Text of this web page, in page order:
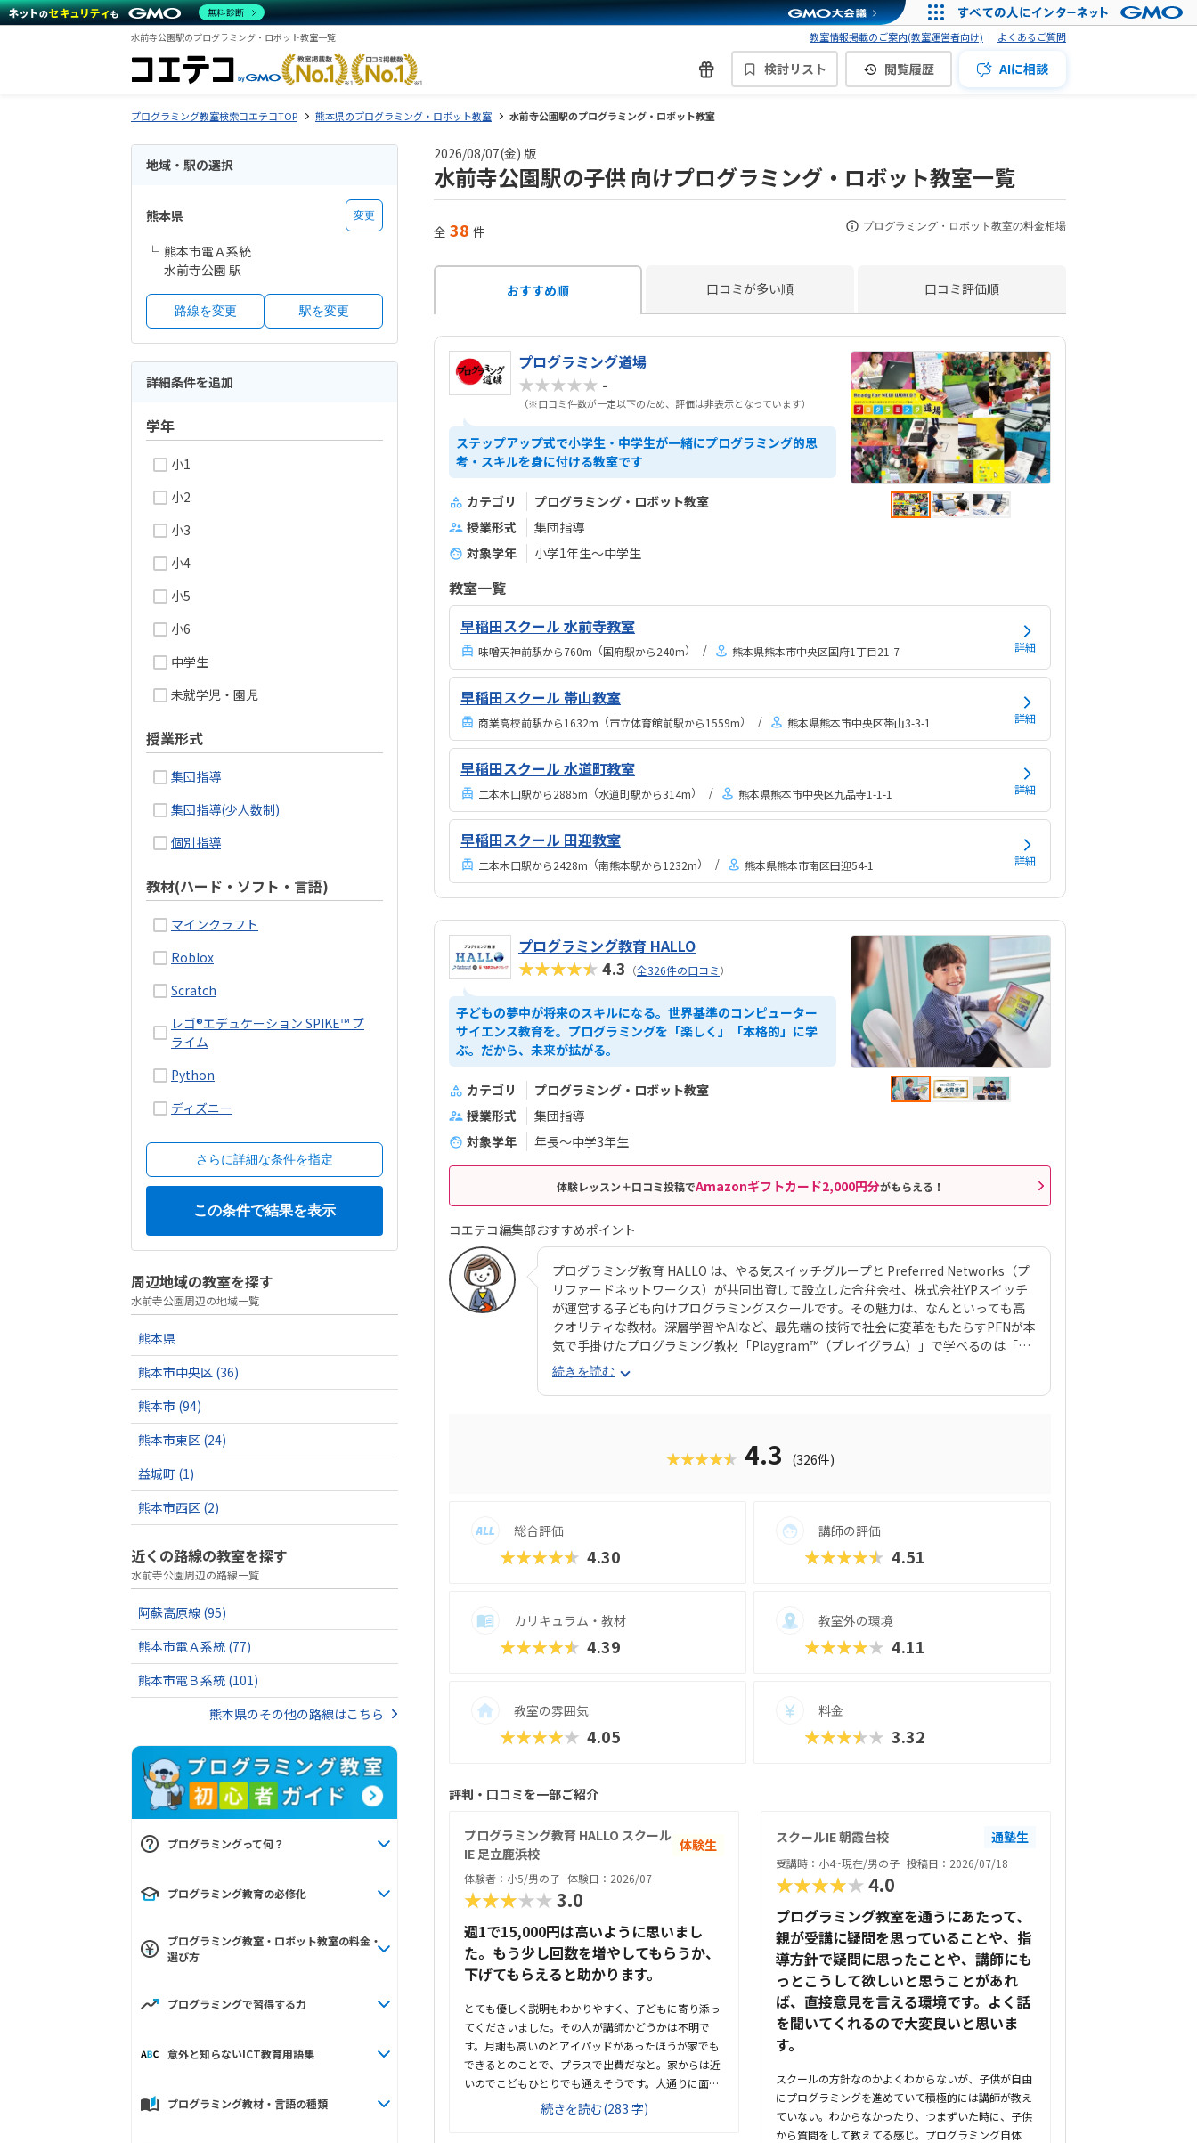
水前寺公園駅のプログラミング・ロボット教室一覧 教室情報掲載のご案内(教室運営者向け) よくあるご質問
検討リスト 閲覧履歴 AIに相談
プログラミング教室検索コエテコTOP 熊本県のプログラミング・ロボット教室 水前寺公園駅のプログラミング・ロボット教室
地域・駅の選択
熊本県 変更
熊本市電Ａ系統
水前寺公園 駅
路線を変更 駅を変更
詳細条件を追加
学年
小1
小2
小3
小4
小5
小6
中学生
未就学児・園児
授業形式
集団指導
集団指導(少人数制)
個別指導
教材(ハード・ソフト・言語)
マインクラフト
Roblox
Scratch
レゴ®エデュケーション SPIKE™ プ
ライム
Python
ディズニー
さらに詳細な条件を指定
周辺地域の教室を探す
水前寺公園周辺の地域一覧
熊本県
熊本市中央区 (36)
熊本市 (94)
熊本市東区 (24)
益城町 (1)
熊本市西区 (2)
近くの路線の教室を探す
水前寺公園周辺の路線一覧
阿蘇高原線 (95)
熊本市電Ａ系統 (77)
熊本市電Ｂ系統 (101)
熊本県のその他の路線はこちら
プログラミングって何？
プログラミング教育の必修化
プログラミング教室・ロボット教室の料金・
選び方
プログラミングで習得する力
意外と知らないICT教育用語集
プログラミング教材・言語の種類
2026/08/07(金) 版
水前寺公園駅の子供 向けプログラミング・ロボット教室一覧
全 38 件 プログラミング・ロボット教室の料金相場
おすすめ順 口コミが多い順 口コミ評価順
プログラミング道場
★★★★★ -
（※口コミ件数が一定以下のため、評価は非表示となっています）
ステップアップ式で小学生・中学生が一緒にプログラミング的思
考・スキルを身に付ける教室です
カテゴリ
プログラミング・ロボット教室
授業形式
集団指導
対象学年
小学1年生～中学生
教室一覧
早稲田スクール 水前寺教室
味噌天神前駅から760m （国府駅から240m） 熊本県熊本市中央区国府1丁目21-7 詳細
早稲田スクール 帯山教室
商業高校前駅から1632m （市立体育館前駅から1559m） 熊本県熊本市中央区帯山3-3-1 詳細
早稲田スクール 水道町教室
二本木口駅から2885m （水道町駅から314m） 熊本県熊本市中央区九品寺1-1-1 詳細
早稲田スクール 田迎教室
二本木口駅から2428m （南熊本駅から1232m） 熊本県熊本市南区田迎54-1 詳細
プログラミング教育 HALLO
★★★★★4.3 （全326件の口コミ）
子どもの夢中が将来のスキルになる。世界基準のコンピューター
サイエンス教育を。プログラミングを「楽しく」「本格的」に学
ぶ。だから、未来が拡がる。
カテゴリ
プログラミング・ロボット教室
授業形式
集団指導
対象学年
年長～中学3年生
体験レッスン＋口コミ投稿でAmazonギフトカード2,000円分がもらえる！
コエテコ編集部おすすめポイント
プログラミング教育 HALLO は、やる気スイッチグループと Preferred Networks（プ
リファードネットワークス）が共同出資して設立した合弁会社、株式会社YPスイッチ
が運営する子ども向けプログラミングスクールです。その魅力は、なんといっても高
クオリティな教材。深層学習やAIなど、最先端の技術で社会に変革をもたらすPFNが本
気で手掛けたプログラミング教材「Playgram™（プレイグラム）」で学べるのは「プ
ログラミング教育 HALLO」ならではの魅力と言えるでしょう。スマホゲームのような
見た目と操作感で子どもが楽しく進めていける一方、最終的には実戦レベルのプログ
ラミングスキルが身につく「Playgram」には、まるでマインクラフト（マイクラ）の
る気スイッチグループといえば、子どもの性格や学習タイプを見極める「個性診断テ
続きを読む
★★★★★ 4.3 (326件)
総合評価
★★★★★ 4.30
講師の評価
★★★★★ 4.51
カリキュラム・教材
★★★★★ 4.39
教室外の環境
★★★★★ 4.11
教室の雰囲気
★★★★★ 4.05
料金
★★★★★ 3.32
評判・口コミを一部ご紹介
プログラミング教育 HALLO スクール
IE 足立鹿浜校
体験生
体験者：小5/男の子 体験日：2026/07
★★★★★3.0
週1で15,000円は高いように思いまし
た。もう少し回数を増やしてもらうか、
下げてもらえると助かります。
とても優しく説明もわかりやすく、子どもに寄り添っ
てくださいました。その人が講師かどうかは不明で
す。月謝も高いのとアイパッドがあったほうが家でも
できるとのことで、プラスで出費だなと。家からは近
いのでこどもひとりでも通えそうです。大通りに面し
ているので人目もあり安心できる場所です。教室は見
れませんでした。塾が経営しているとのことで塾の方
続きを読む(283 字)
スクールIE 朝霞台校 通塾生
受講時：小4~現在/男の子 投稿日：2026/07/18
★★★★★4.0
プログラミング教室を通うにあたって、
親が受講に疑問を思っていることや、指
導方針で疑問に思ったことや、講師にも
っとこうして欲しいと思うことがあれ
ば、直接意見を言える環境です。よく話
を聞いてくれるので大変良いと思いま
す。
スクールの方針なのかよくわからないが、子供が自由
にプログラミングを進めていて積極的には講師が教え
ていない。わからなかったり、つまずいた時に、子供
から質問をして教えてる感じ。プログラミング自体
無料診断